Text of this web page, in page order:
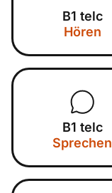
B1 telc
Hören
B1 telc
Sprechen